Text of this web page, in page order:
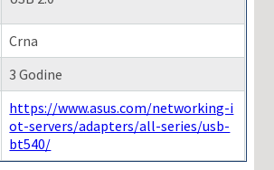
Crna
3 Godine
https://www.asus.com/networking-i
ot-servers/adapters/all-series/usb-
bt540/